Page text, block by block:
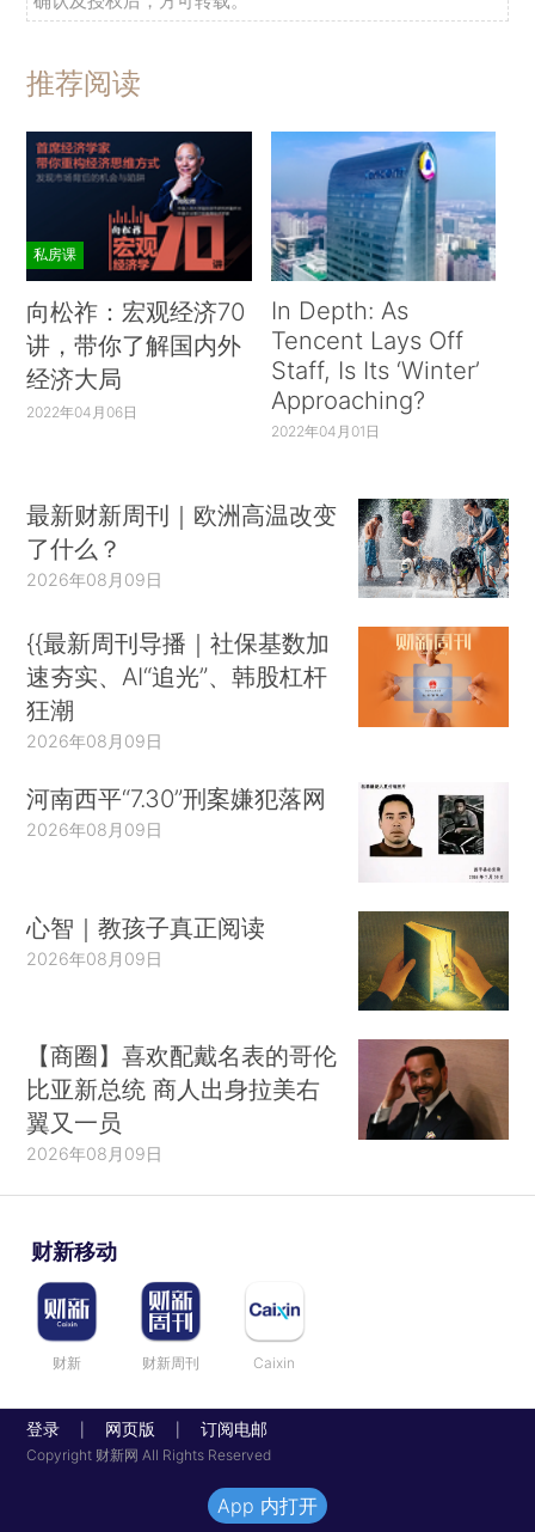
推荐阅读
私房课
向松祚：宏观经济70
讲，带你了解国内外
经济大局
2022年04月06日
In Depth: As
Tencent Lays Off
Staff, Is Its ‘Winter’
Approaching?
2022年04月01日
最新财新周刊｜欧洲高温改变
了什么？
2026年08月09日
{{最新周刊导播｜社保基数加
速夯实、AI“追光”、韩股杠杆
狂潮
2026年08月09日
河南西平“7.30”刑案嫌犯落网
2026年08月09日
心智｜教孩子真正阅读
2026年08月09日
【商圈】喜欢配戴名表的哥伦
比亚新总统 商人出身拉美右
翼又一员
2026年08月09日
财新移动
财新 财新周刊 Caixin
登录 网页版 订阅电邮
Copyright 财新网 All Rights Reserved
App 内打开